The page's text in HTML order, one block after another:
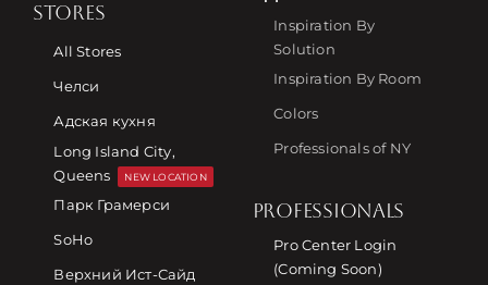
STORES
All Stores
Челси
Адская кухня
Long Island City,
Queens
NEW LOCATION
Парк Грамерси
SoHo
Верхний Ист-Сайд
Inspiration By
Solution
Inspiration By Room
Colors
Professionals of NY
PROFESSIONALS
Pro Center Login
(Coming Soon)